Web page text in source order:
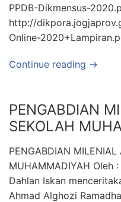
PPDB-Dikmensus-
http://
Online-
Continue reading →
PENGABDIAN
SEKOLAH
PENGABDIAN
MUHAMMADIYAH Oleh
Dahlan Iskan
Ahmad Alghozi